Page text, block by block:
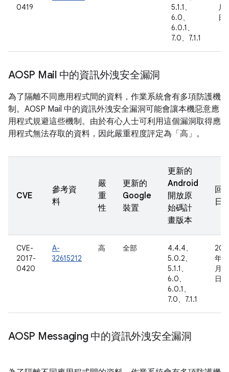
0419
5.1.1、
6.0、
6.0.1、
7.0、7.1.1
月
日
AOSP Mail 中的資訊外洩安全漏洞
為了隔離不同應用程式間的資料，作業系統會有多項防護機
制。AOSP Mail 中的資訊外洩安全漏洞可能會讓本機惡意應
用程式規避這些機制。由於有心人士可利用這個漏洞取得應
用程式無法存取的資料，因此嚴重程度評定為「高」。
CVE
參考資
料
嚴
重
性
更新的
Google
裝置
更新的
Android
開放原
始碼計
畫版本
回
日
CVE-
2017-
0420
A-
32615212
高 全部
4.4.4、
5.0.2、
5.1.1、
6.0、
6.0.1、
7.0、7.1.1
年 9
月
日
AOSP Messaging 中的資訊外洩安全漏洞